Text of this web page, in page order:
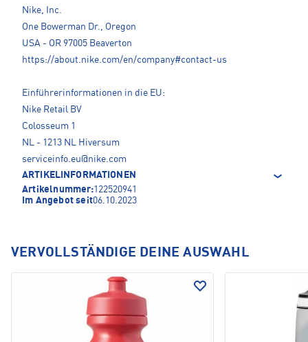
Nike, Inc.
One Bowerman Dr., Oregon
USA - OR 97005 Beaverton
https://about.nike.com/en/company#contact-us
Einführerinformationen in die EU:
Nike Retail BV
Colosseum 1
NL - 1213 NL Hiversum
serviceinfo.eu@nike.com
ARTIKELINFORMATIONEN
Artikelnummer:122520941
Im Angebot seit06.10.2023
VERVOLLSTÄNDIGE DEINE AUSWAHL